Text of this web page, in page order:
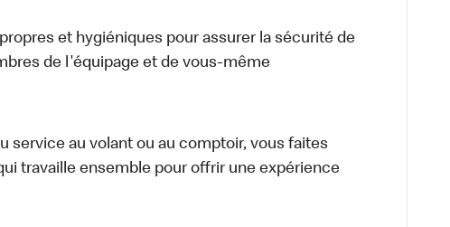
et hygiéniques pour assurer la sécurité de
de l'équipage et de vous-même
service au volant ou au comptoir, vous faites
travaille ensemble pour offrir une expérience